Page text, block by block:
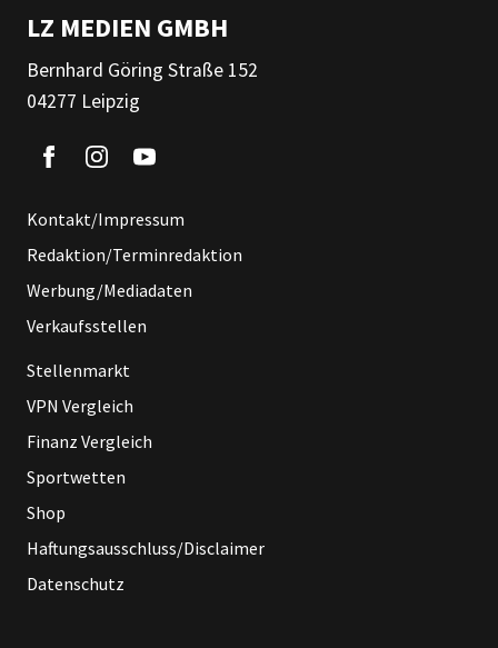
LZ MEDIEN GMBH
Bernhard Göring Straße 152
04277 Leipzig
Kontakt/Impressum
Redaktion/Terminredaktion
Werbung/Mediadaten
Verkaufsstellen
Stellenmarkt
VPN Vergleich
Finanz Vergleich
Sportwetten
Shop
Haftungsausschluss/Disclaimer
Datenschutz